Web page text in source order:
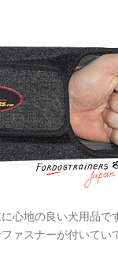
心地の良い犬用品で
ァスナーが付いてい